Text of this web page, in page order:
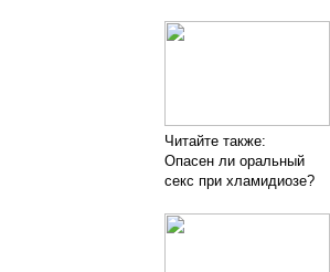
Читайте также:
Опасен ли оральный
секс при хламидиозе?